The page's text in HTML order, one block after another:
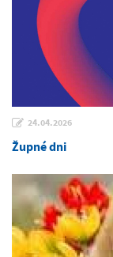
24.04.2026
Župné dni